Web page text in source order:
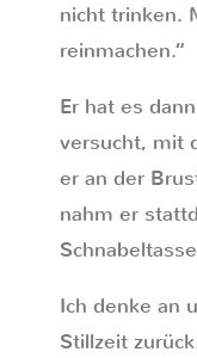
nicht trinken.
reinmachen.“
Er hat es
versucht, mit
er an der
nahm er
Ich denke an
Stillzeit